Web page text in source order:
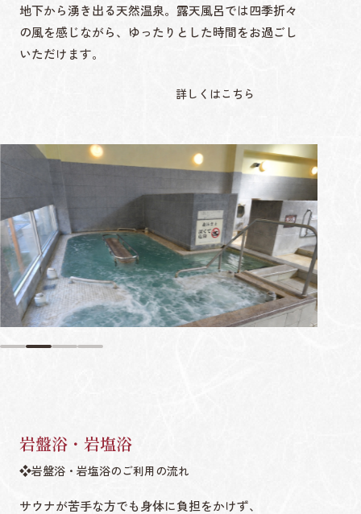
地下から湧き出る天然温泉。露天風呂では四季折々
の風を感じながら、ゆったりとした時間をお過ごし
いただけます。
詳しくはこちら
岩盤浴・岩塩浴
岩盤浴・岩塩浴のご利用の流れ
サウナが苦手な方でも身体に負担をかけず、